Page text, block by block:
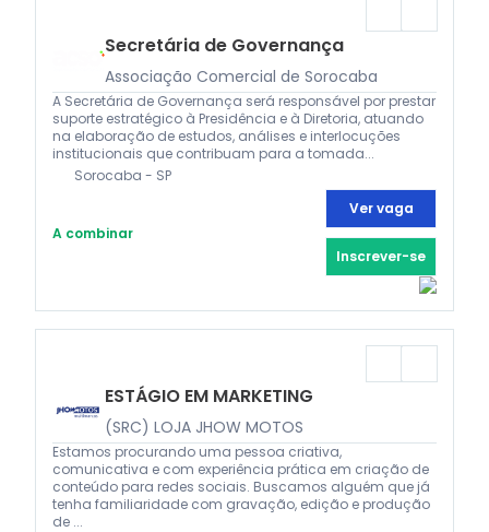
Secretária de Governança
Associação Comercial de Sorocaba
A Secretária de Governança será responsável por prestar
suporte estratégico à Presidência e à Diretoria, atuando
na elaboração de estudos, análises e interlocuções
institucionais que contribuam para a tomada...
Sorocaba - SP
A combinar
Ver vaga
Inscrever-se
ESTÁGIO EM MARKETING
(SRC) LOJA JHOW MOTOS
Estamos procurando uma pessoa criativa,
comunicativa e com experiência prática em criação de
conteúdo para redes sociais. Buscamos alguém que já
tenha familiaridade com gravação, edição e produção
de ...